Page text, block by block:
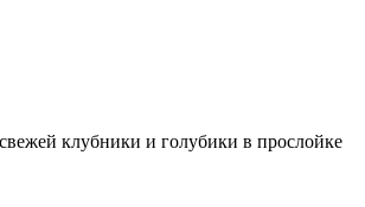
клубники и голубики в прослойке